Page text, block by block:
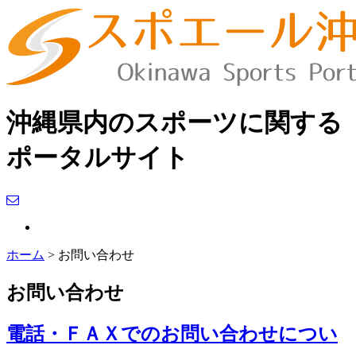
沖縄県内のスポーツに関する
ポータルサイト
ホーム > お問い合わせ
お問い合わせ
電話・ＦＡＸでのお問い合わせについ